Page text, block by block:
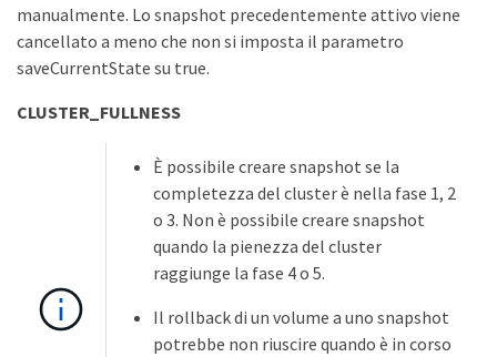
manualmente. Lo snapshot precedentemente attivo viene
cancellato a meno che non si imposta il parametro
saveCurrentState su true.
CLUSTER_FULLNESS
È possibile creare snapshot se la
completezza del cluster è nella fase 1, 2
o 3. Non è possibile creare snapshot
quando la pienezza del cluster
raggiunge la fase 4 o 5.
Il rollback di un volume a uno snapshot
potrebbe non riuscire quando è in corso